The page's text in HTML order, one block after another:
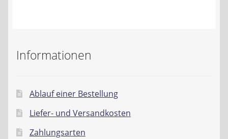
Widerrufsbelehrung
Datenschutzerklärung
Impressum
Informationen
Ablauf einer Bestellung
Liefer- und Versandkosten
Zahlungsarten